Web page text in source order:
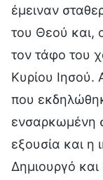
έμειναν
του Θεού και,
τον τάφο του
Κυρίου Ιησού.
που
ενσαρκωμένη
εξουσία και η
Δημιουργό